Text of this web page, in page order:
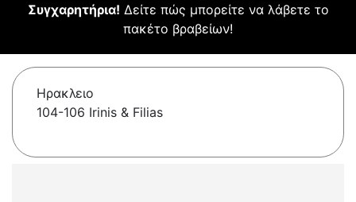
Συγχαρητήρια! Δείτε πώς μπορείτε να λάβετε το
πακέτο βραβείων!
Ηρακλειο
104-106 Irinis & Filias